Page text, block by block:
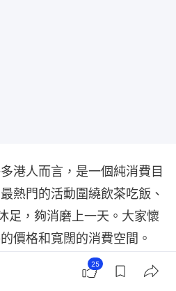
港人而言，是一個純消費目
熱門的活動圍繞飲茶吃飯、
足，夠消磨上一天。大家懷
價格和寬闊的消費空間。
便宜。
25